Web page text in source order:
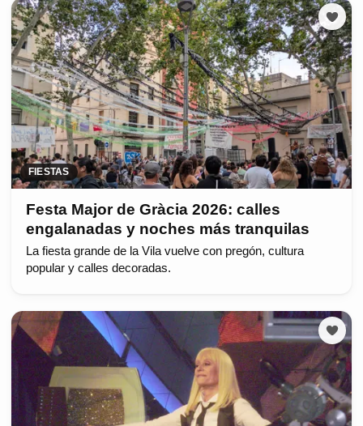
FIESTAS
Festa Major de Gràcia 2026: calles
engalanadas y noches más tranquilas
La fiesta grande de la Vila vuelve con pregón, cultura
popular y calles decoradas.